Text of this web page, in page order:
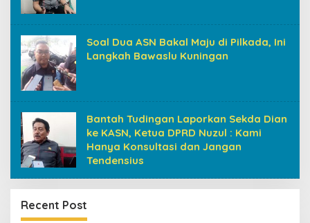
Soal Dua ASN Bakal Maju di Pilkada, Ini
Langkah Bawaslu Kuningan
Bantah Tudingan Laporkan Sekda Dian
ke KASN, Ketua DPRD Nuzul : Kami
Hanya Konsultasi dan Jangan
Tendensius
Recent Post